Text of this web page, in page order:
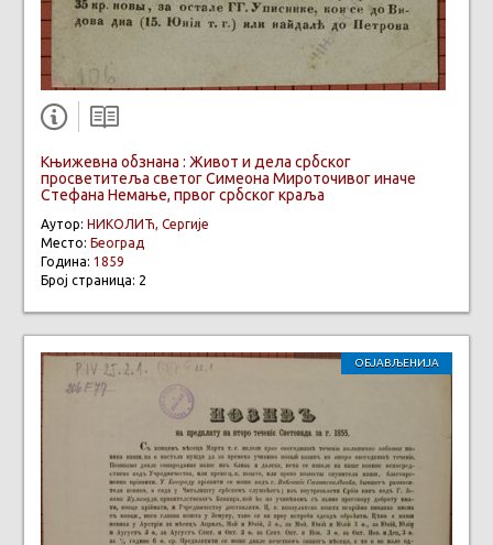
Књижевна обзнана : Живот и дeла србског
просветитеља светог Симеона Мироточивог иначе
Стефана Немање, првог србског краља
Аутор: НИКОЛИЋ, Сергије
Место: Београд
Година: 1859
Број страница: 2
ОБЈАВЉЕНИЈА